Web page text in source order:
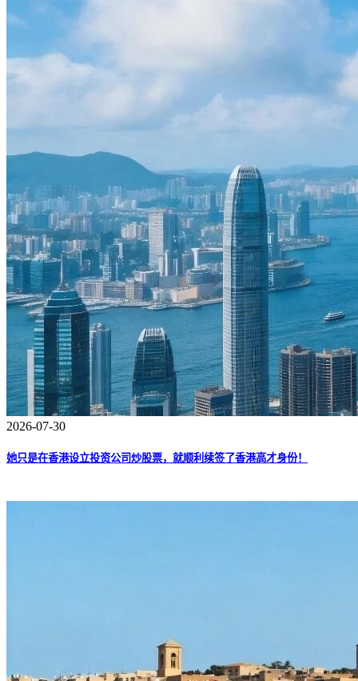
2026-07-30
她只是在香港设立投资公司炒股票，就顺利续签了香港高才身份！